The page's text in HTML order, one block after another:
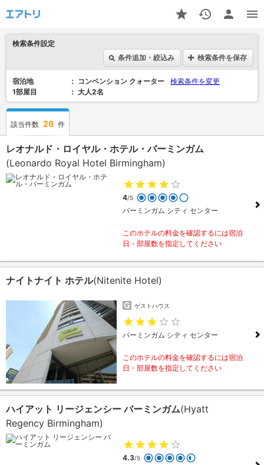
検索条件設定
条件追加・絞込み
検索条件を保存
宿泊地 コンベンション クォーター
検索条件を変更
1部屋目
大人2名
該当件数 26 件
レオナルド・ロイヤル・ホテル・バーミンガム
(Leonardo Royal Hotel Birmingham)
4/5
バーミンガム シティ センター
このホテルの料金を確認するには宿泊
日・部屋数を指定してください
ナイトナイト ホテル(Nitenite Hotel)
ゲストハウス
バーミンガム シティ センター
このホテルの料金を確認するには宿泊
日・部屋数を指定してください
ハイアット リージェンシー バーミンガム(Hyatt
Regency Birmingham)
4.3/5